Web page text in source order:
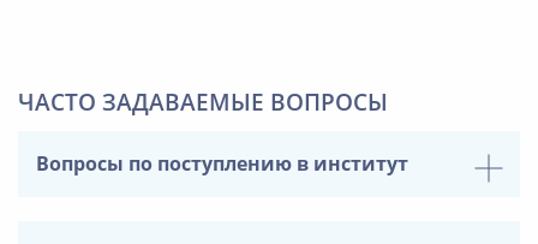
ЧАСТО ЗАДАВАЕМЫЕ ВОПРОСЫ
Вопросы по поступлению в институт